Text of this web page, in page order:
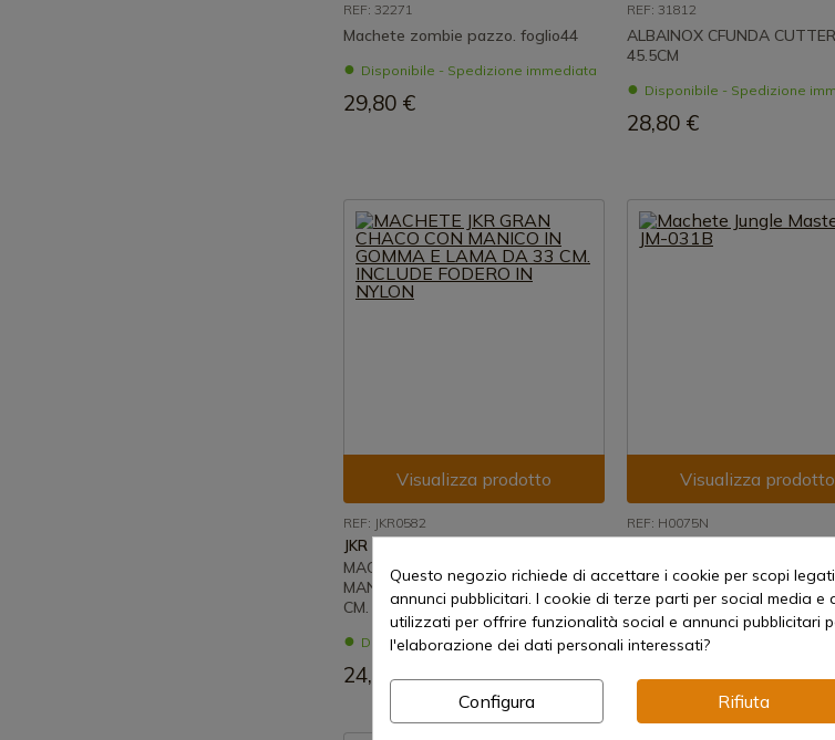
REF: 32271
Machete zombie pazzo. foglio44
Disponibile - Spedizione immediata
29,80 €
REF: 31812
ALBAINOX CFUNDA
45.5CM
Disponibile - Spedizione
28,80 €
Visualizza prodotto
REF: JKR0582
JKR
MACHETE JKR GRAN CHACO CON
MANICO IN GOMMA E LAMA DA 33
CM. INCLUDE FODERO IN NYLON
Disponibile - Spedizione immediata
24,36 €
Visualizza prodotto
REF: H0075N
Disponibile - Spedizione
29,00 €
Questo negozio richiede di accettare i cookie per scopi
annunci pubblicitari. I cookie di terze parti per social media
utilizzati per offrire funzionalità social e annunci pubblicitari
l'elaborazione dei dati personali interessati?
Configura Rifiuta